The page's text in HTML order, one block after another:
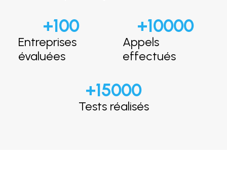
+100
Entreprises
évaluées
+10000
Appels
effectués
+15000
Tests réalisés